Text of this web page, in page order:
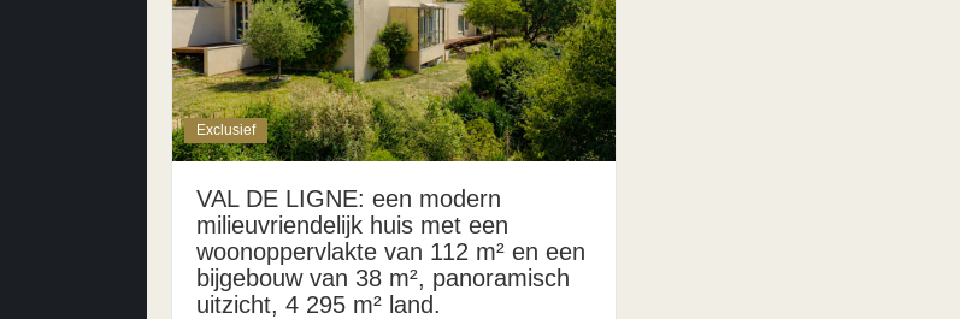
Exclusief
VAL DE LIGNE: een modern
milieuvriendelijk huis met een
woonoppervlakte van 112 m² en een
bijgebouw van 38 m², panoramisch
uitzicht, 4 295 m² land.